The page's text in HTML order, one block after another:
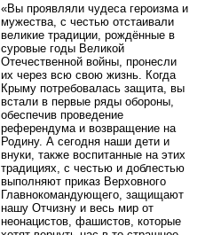
«Вы проявляли чудеса героизма и
мужества, с честью отстаивали
великие традиции, рождённые в
суровые годы Великой
Отечественной войны, пронесли
их через всю свою жизнь. Когда
Крыму потребовалась защита, вы
встали в первые ряды обороны,
обеспечив проведение
референдума и возвращение на
Родину. А сегодня наши дети и
внуки, также воспитанные на этих
традициях, с честью и доблестью
выполняют приказ Верховного
Главнокомандующего, защищают
нашу Отчизну и весь мир от
неонацистов, фашистов, которые